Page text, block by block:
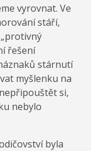
vyrovnat. Ve
stáří,
řešení
stárnutí
myšlenku na
si,
nebylo
byla